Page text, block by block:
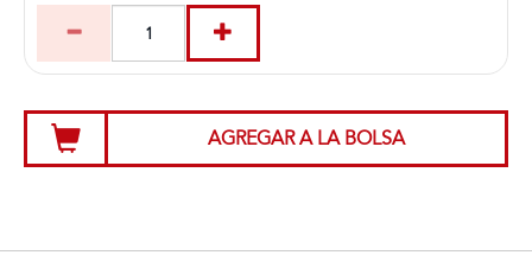
AGREGAR A LA BOLSA